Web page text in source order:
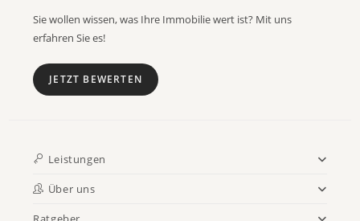
Sie wollen wissen, was Ihre Immobilie wert ist? Mit uns
erfahren Sie es!
JETZT BEWERTEN
Leistungen
Über uns